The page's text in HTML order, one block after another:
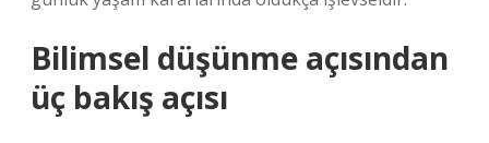
Bilimsel düşünme açısından
üç bakış açısı